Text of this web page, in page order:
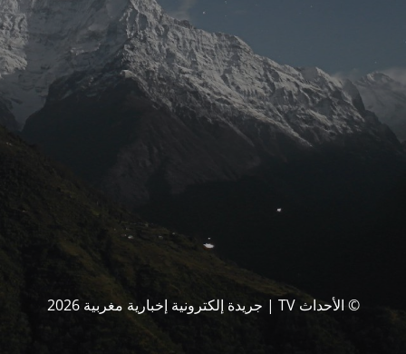
© الأحداث TV | جريدة إلكترونية إخبارية مغربية 2026